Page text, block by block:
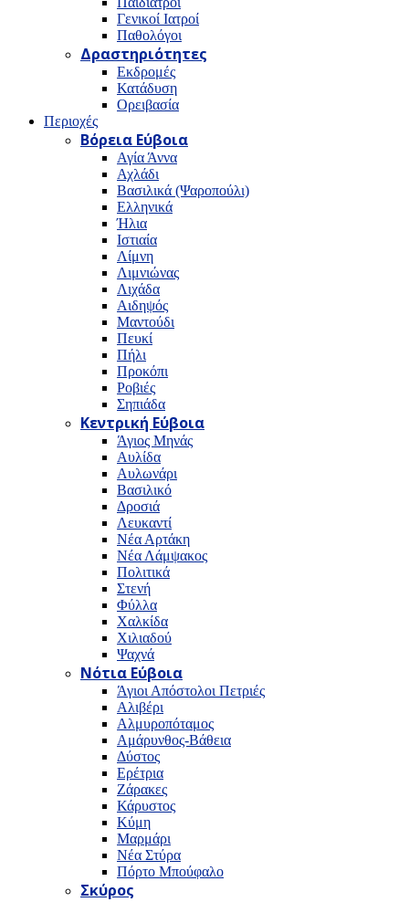
Γενικοί Ιατροί
Παθολόγοι
Δραστηριότητες
Εκδρομές
Κατάδυση
Ορειβασία
Περιοχές
Βόρεια Εύβοια
Αγία Άννα
Αχλάδι
Βασιλικά (Ψαροπούλι)
Ελληνικά
Ήλια
Ιστιαία
Λίμνη
Λιμνιώνας
Λιχάδα
Αιδηψός
Μαντούδι
Πευκί
Πήλι
Προκόπι
Ροβιές
Σηπιάδα
Κεντρική Εύβοια
Άγιος Μηνάς
Αυλίδα
Αυλωνάρι
Βασιλικό
Δροσιά
Λευκαντί
Νέα Αρτάκη
Νέα Λάμψακος
Πολιτικά
Στενή
Φύλλα
Χαλκίδα
Χιλιαδού
Ψαχνά
Νότια Εύβοια
Άγιοι Απόστολοι Πετριές
Αλιβέρι
Αλμυροπόταμος
Αμάρυνθος-Βάθεια
Δύστος
Ερέτρια
Ζάρακες
Κάρυστος
Κύμη
Μαρμάρι
Νέα Στύρα
Πόρτο Μπούφαλο
Σκύρος